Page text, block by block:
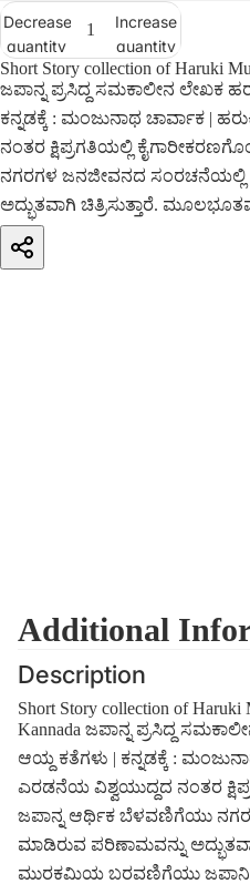
Decrease
quantity
Increase
quantity
Short Story collection of Haruki
ಜಪಾನ್ನ ಪ್ರಸಿದ್ದ ಸಮಕಾಲೀನ ಲೇಖಕ
ಕನ್ನಡಕ್ಕೆ : ಮಂಜುನಾಥ ಚಾರ್ವಾಕ |
ನಂತರ ಕ್ಷಿಪ್ರಗತಿಯಲ್ಲಿ
ನಗರಗಳ ಜನಜೀವನದ ಸಂರಚನೆಯಲ್ಲಿ
ಅದ್ಭುತವಾಗಿ ಚಿತ್ರಿಸುತ್ತಾರೆ.
ಜಪಾನಿನ ಸಮುದಾಯ ಸಂಸ್ಕೃತಿಯಿಂದ
ಜೀವನಶೈಲಿಯನ್ನು ಶೋಧಿಸುತ್ತದೆ.
Additional
Description
Short Story collection of Haruki
Kannada ಜಪಾನ್ನ ಪ್ರಸಿದ್ದ
ಆಯ್ದ ಕತೆಗಳು | ಕನ್ನಡಕ್ಕೆ :
ಎರಡನೆಯ ವಿಶ್ವಯುದ್ದದ ನಂತರ
ಜಪಾನ್ನ ಆರ್ಥಿಕ ಬೆಳವಣಿಗೆಯು
ಮಾಡಿರುವ ಪರಿಣಾಮವನ್ನು
ಮುರಕಮಿಯ ಬರವಣಿಗೆಯು